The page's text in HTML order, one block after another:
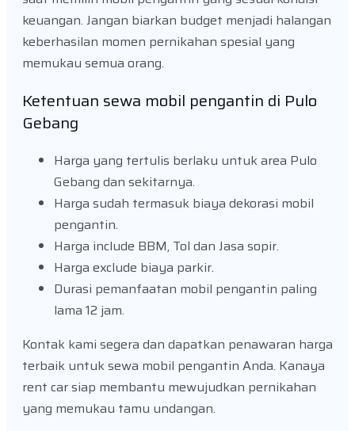
keuangan. Jangan biarkan budget menjadi halangan
keberhasilan momen pernikahan spesial yang
memukau semua orang.
Ketentuan sewa mobil pengantin di Pulo
Gebang
Harga yang tertulis berlaku untuk area Pulo
Gebang dan sekitarnya.
Harga sudah termasuk biaya dekorasi mobil
pengantin.
Harga include BBM, Tol dan Jasa sopir.
Harga exclude biaya parkir.
Durasi pemanfaatan mobil pengantin paling
lama 12 jam.
Kontak kami segera dan dapatkan penawaran harga
terbaik untuk sewa mobil pengantin Anda. Kanaya
rent car siap membantu mewujudkan pernikahan
yang memukau tamu undangan.